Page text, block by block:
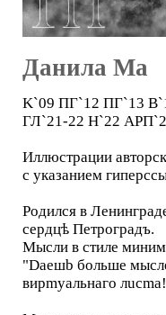
Данила Ма
K`09 ПГ`12 ПГ`13
ГЛ`21-22 Н`22
Иллюстрации
с указанием
Родился в
сердцѣ Петроградъ.
Мысли в стиле
"Daeшb больше
вирmyaльнаго